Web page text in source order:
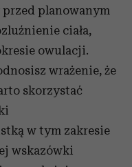
przed planowanym
ciała,
owulacji.
wrażenie, że
skorzystać
w tym zakresie
wskazówki